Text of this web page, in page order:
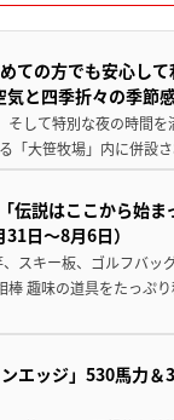
ての方でも安心し
気と四季折々の季節
して特別な夜の時間を
「大笹牧場」内に併設
伝説はここから始
日〜8月6日）
キー板、ゴルフバッ
趣味の道具をたっぷ
エッジ」530馬力